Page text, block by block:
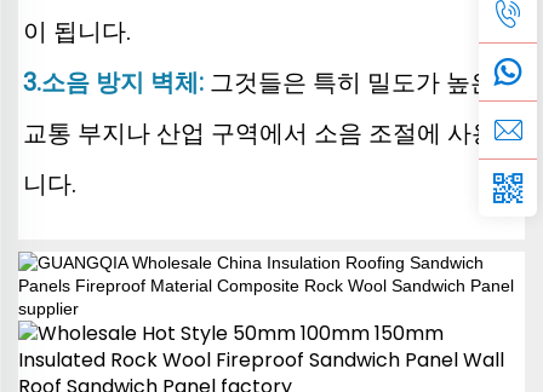
이 됩니다.
3.소음 방지 벽체: 그것들은 특히 밀도가 높은
교통 부지나 산업 구역에서 소음 조절에 사용됩
니다.